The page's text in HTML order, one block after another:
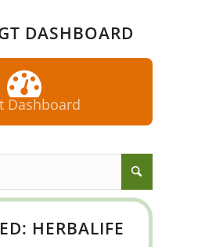
DASHBOARD
Dashboard
HERBALIFE